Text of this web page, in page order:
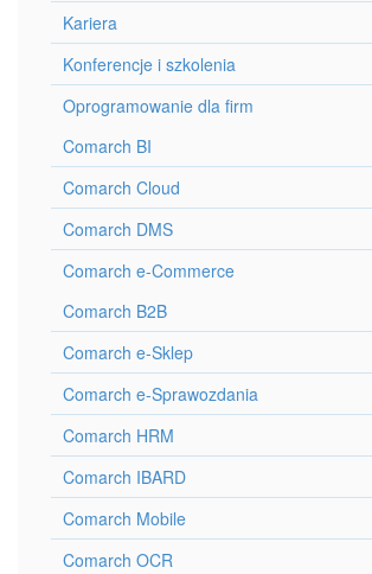
Kariera
Konferencje i szkolenia
Oprogramowanie dla firm
Comarch BI
Comarch Cloud
Comarch DMS
Comarch e-Commerce
Comarch B2B
Comarch e-Sklep
Comarch e-Sprawozdania
Comarch HRM
Comarch IBARD
Comarch Mobile
Comarch OCR